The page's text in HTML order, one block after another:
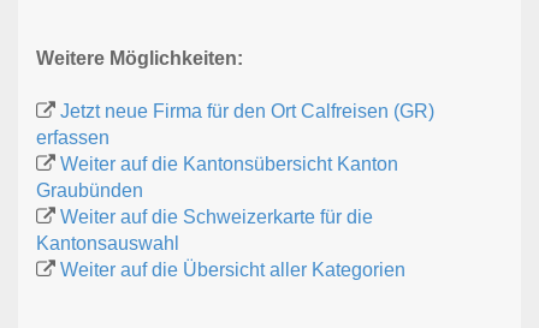
Weitere Möglichkeiten:
Jetzt neue Firma für den Ort Calfreisen (GR)
erfassen
Weiter auf die Kantonsübersicht Kanton
Graubünden
Weiter auf die Schweizerkarte für die
Kantonsauswahl
Weiter auf die Übersicht aller Kategorien